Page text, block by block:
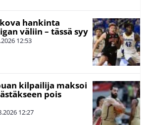
hankinta
väliin – tässä syy
12:53
kilpailija maksoi
pois
12:27